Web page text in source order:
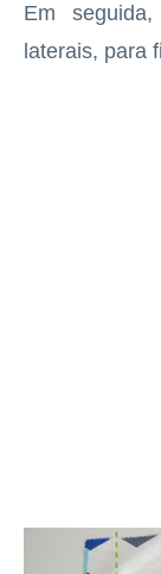
Em
laterais, para